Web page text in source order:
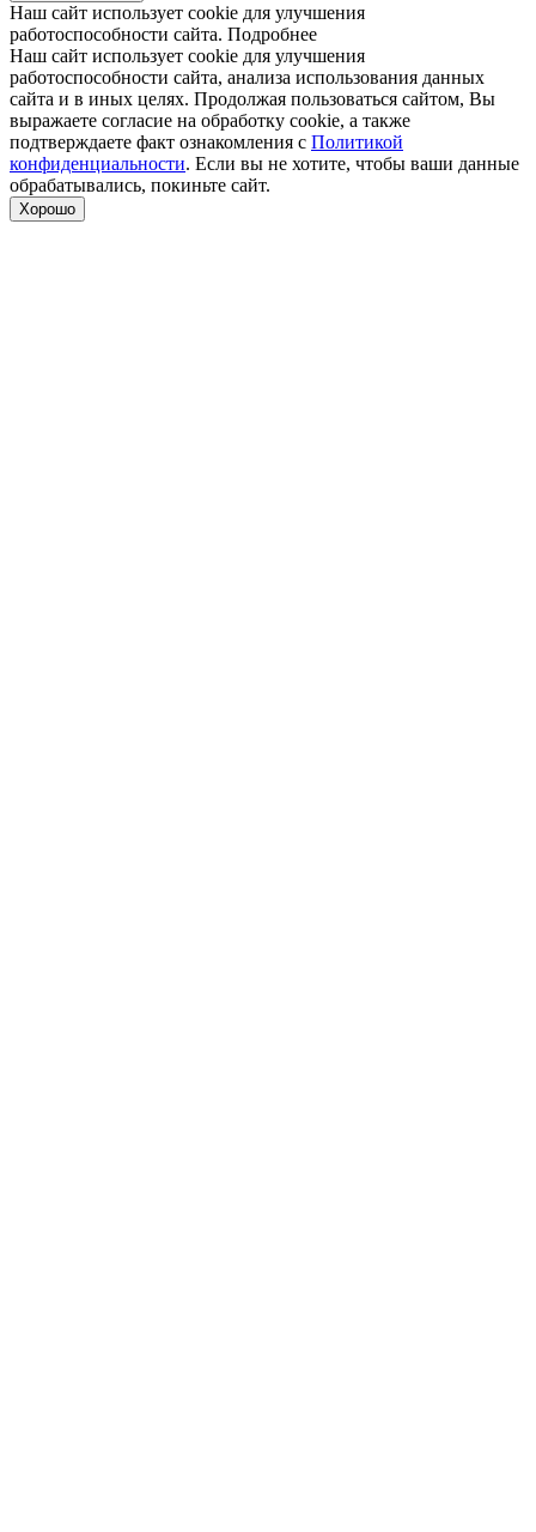
Наш сайт использует cookie для улучшения
работоспособности сайта. Подробнее
Наш сайт использует cookie для улучшения
работоспособности сайта, анализа использования данных
сайта и в иных целях. Продолжая пользоваться сайтом, Вы
выражаете согласие на обработку cookie, а также
подтверждаете факт ознакомления с Политикой
конфиденциальности. Если вы не хотите, чтобы ваши данные
обрабатывались, покиньте сайт.
Хорошо